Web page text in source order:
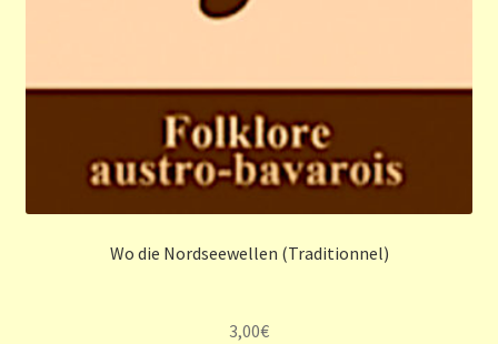
Wo die Nordseewellen (Traditionnel)
3,00€